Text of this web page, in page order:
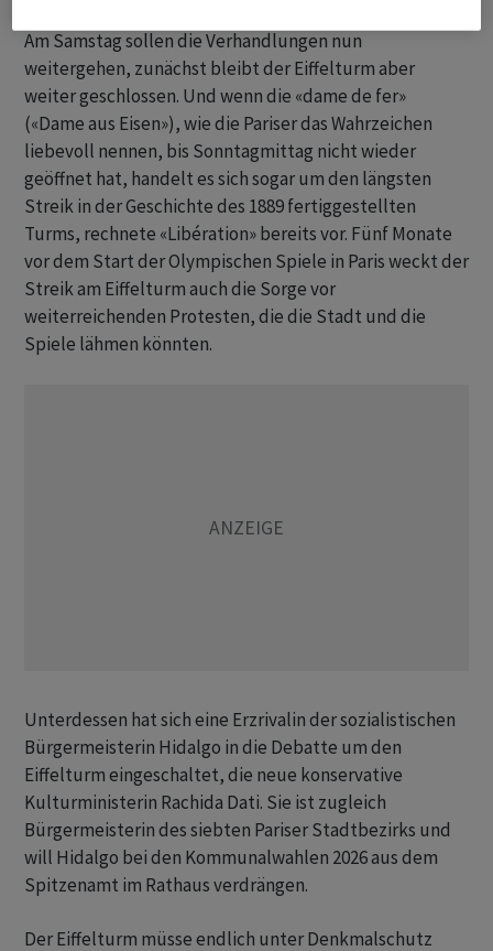
Am Samstag sollen die Verhandlungen nun
weitergehen, zunächst bleibt der Eiffelturm aber
weiter geschlossen. Und wenn die «dame de fer»
(«Dame aus Eisen»), wie die Pariser das Wahrzeichen
liebevoll nennen, bis Sonntagmittag nicht wieder
geöffnet hat, handelt es sich sogar um den längsten
Streik in der Geschichte des 1889 fertiggestellten
Turms, rechnete «Libération» bereits vor. Fünf Monate
vor dem Start der Olympischen Spiele in Paris weckt der
Streik am Eiffelturm auch die Sorge vor
weiterreichenden Protesten, die die Stadt und die
Spiele lähmen könnten.
Unterdessen hat sich eine Erzrivalin der sozialistischen
Bürgermeisterin Hidalgo in die Debatte um den
Eiffelturm eingeschaltet, die neue konservative
Kulturministerin Rachida Dati. Sie ist zugleich
Bürgermeisterin des siebten Pariser Stadtbezirks und
will Hidalgo bei den Kommunalwahlen 2026 aus dem
Spitzenamt im Rathaus verdrängen.
Der Eiffelturm müsse endlich unter Denkmalschutz